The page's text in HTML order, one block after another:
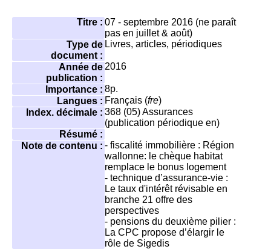
Titre : 07 - septembre 2016 (ne paraît
pas en juillet & août)
Type de
document :
Livres, articles, périodiques
Année de
publication :
2016
Importance : 8p.
Langues : Français (fre)
Index. décimale : 368 (05)Assurances
(publication périodique en)
Résumé :
Note de contenu : - fiscalité immobilière : Région
wallonne: le chèque habitat
remplace le bonus logement
- technique d’assurance-vie :
Le taux d'intérêt révisable en
branche 21 offre des
perspectives
- pensions du deuxième pilier :
La CPC propose d’élargir le
rôle de Sigedis